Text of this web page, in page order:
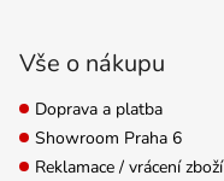
Vše o nákupu
Doprava a platba
Showroom Praha 6
Reklamace / vrácení zboží